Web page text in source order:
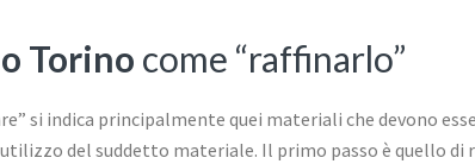
Torino come “raffinarlo”
si indica principalmente quei materiali che devono
del suddetto materiale. Il primo passo è quello di